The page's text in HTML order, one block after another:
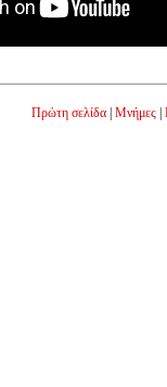
Πρώτη σελίδα Μνήμες